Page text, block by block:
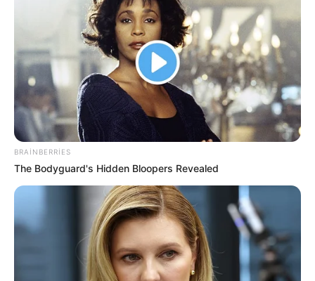
BRAINBERRIES
The Bodyguard's Hidden Bloopers Revealed